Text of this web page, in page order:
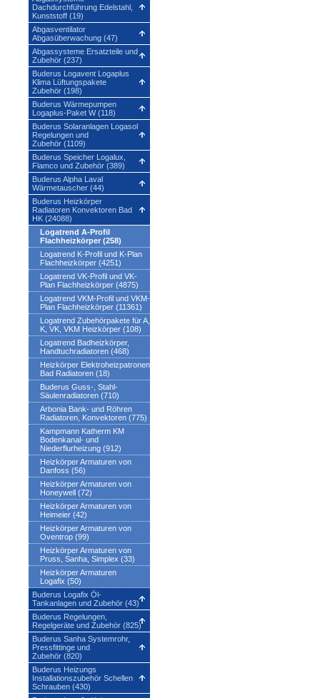
Dachdurchführung Edelstahl,
Kunststoff (19)
Abgasventilator
Abgasüberwachung (47)
Abgassysteme Ersatzteile und
Zubehör (237)
Buderus Logavent Logaplus
Klima Lüftungspakete
Zubehör (198)
Buderus Wärmepumpen
Logaplus-Paket W (118)
Buderus Solaranlagen Logasol
Regelungen und
Zubehör (1109)
Buderus Speicher Logalux,
Flamco und Zubehör (389)
Buderus Alpha Laval
Wärmetauscher (44)
Buderus Heizkörper
Radiatoren Konvektoren Bad
HK (24088)
Logatrend A-Profil
Flachheizkörper (258)
Logatrend K-Profil und K-Plan
Flachheizkörper (4251)
Logatrend VK-Profil und VK-
Plan Flachheizkörper (4875)
Logatrend VKM-Profil und VKM-
Plan Flachheizkörper (11361)
Logatrend Zubehörpakete für A,
K, VK, VKM Heizkörper (108)
Logatrend Badheizkörper,
Handtuchradiatoren (468)
Heizkörper Elektroheizpatronen
Bad Radiatoren (18)
Buderus Guss-, Stahl-
Säulenradiatoren (710)
Arbonia Bank- und Röhren
Radiatoren, Konvektoren (775)
Kampmann Katherm KM
Bodenkanal- und
Niederflurheizung (912)
Heizkörper Armaturen von
Danfoss (56)
Heizkörper Armaturen von
Honeywell (72)
Heizkörper Armaturen von
Heimeier (42)
Heizkörper Armaturen von
Oventrop (99)
Heizkörper Armaturen von
Pruss, Sanha, Simplex (33)
Heizkörper Armaturen
Logafix (50)
Buderus Logafix Öl-
Tankanlagen und Zubehör (43)
Buderus Regelungen,
Regelgeräte und Zubehör (825)
Buderus Sanha Systemrohr,
Pressfittinge und
Zubehör (820)
Buderus Heizungs
Installationszubehör Schellen
Schrauben (430)